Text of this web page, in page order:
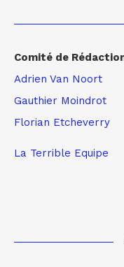
Comité de
Adrien Van Noort
Gauthier Moindrot
Florian Etcheverry
La Terrible Equipe